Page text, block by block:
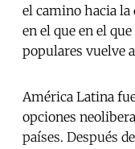
el camino hacia la
en el que en el
populares vuelve
América Latina
opciones
países. Después